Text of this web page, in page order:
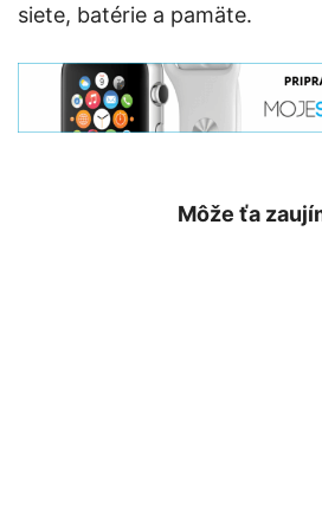
siete, batérie a pamäte.
Môže ťa